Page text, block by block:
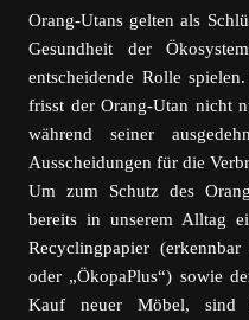
Orang-Utans gelten als
Gesundheit der
entscheidende Rolle
frisst der Orang-Utan nicht
während seiner
Ausscheidungen für die
Um zum Schutz des
bereits in unserem Alltag
Recyclingpapier
oder „ÖkopaPlus“) sowie
Kauf neuer Möbel, sind